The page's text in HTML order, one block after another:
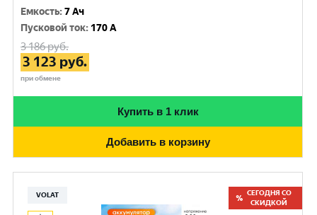
Емкость:7 Ач
Пусковой ток: 170 A
3 186руб.
3 123 руб.
при обмене
Купить в 1 клик
Добавить в корзину
VOLAT
СЕГОДНЯ СО
СКИДКОЙ